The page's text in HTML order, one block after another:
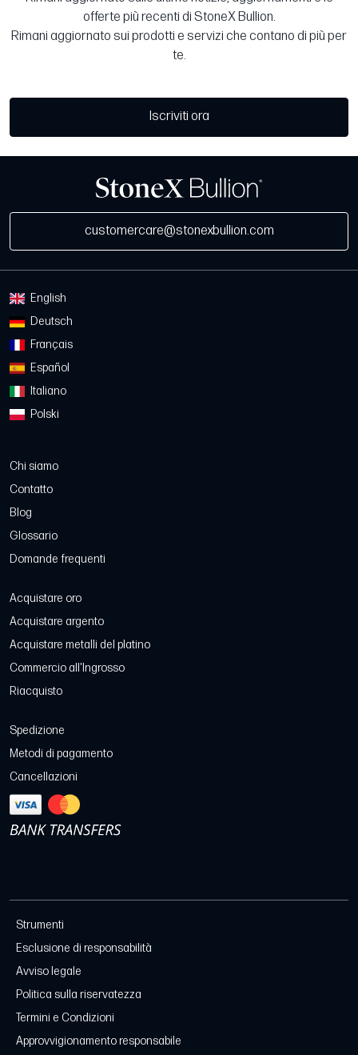
offerte più recenti di StoneX Bullion.
Rimani aggiornato sui prodotti e servizi che contano di più per
te.
Iscriviti ora
customercare@stonexbullion.com
English
Deutsch
Français
Español
Italiano
Polski
Chi siamo
Contatto
Blog
Glossario
Domande frequenti
Acquistare oro
Acquistare argento
Acquistare metalli del platino
Commercio all'Ingrosso
Riacquisto
Spedizione
Metodi di pagamento
Cancellazioni
Strumenti
Esclusione di responsabilità
Avviso legale
Politica sulla riservatezza
Termini e Condizioni
Approvvigionamento responsabile